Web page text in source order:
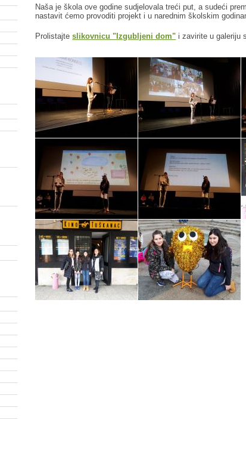
Naša je škola ove godine sudjelovala treći put, a sudeći
nastavit ćemo provoditi projekt i u narednim školskim
Prolistajteslikovnicu "Izgubljeni dom" i zavirite u galeriju